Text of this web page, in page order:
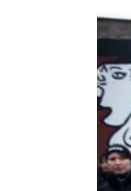
ອິດສະຫຼະພາບດ້ານການຂ່າວ
ວິທະຍາສາດ-ເທັກໂນໂລຈີ